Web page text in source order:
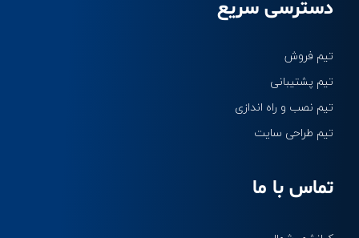
تماس با ما
دسترسی سریع
تیم فروش
تیم پشتیبانی
تیم نصب و راه اندازی
تیم طراحی سایت